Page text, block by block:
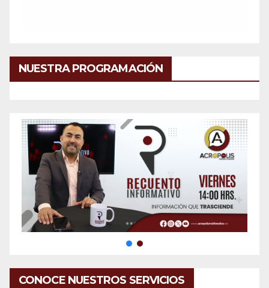
NUESTRA PROGRAMACIÓN
CONOCE NUESTROS SERVICIOS